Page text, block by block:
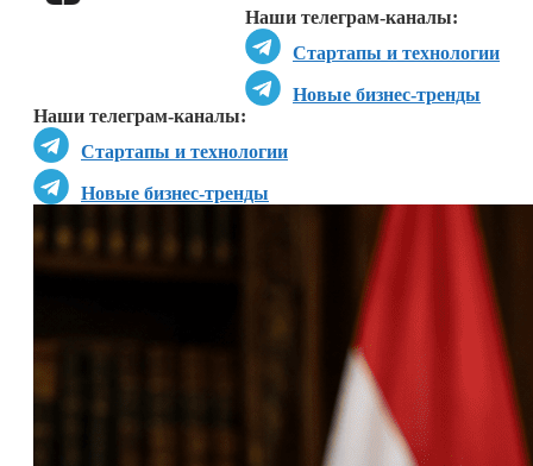
Наши телеграм-каналы:
Стартапы и технологии
Новые бизнес-тренды
Наши телеграм-каналы:
Стартапы и технологии
Новые бизнес-тренды